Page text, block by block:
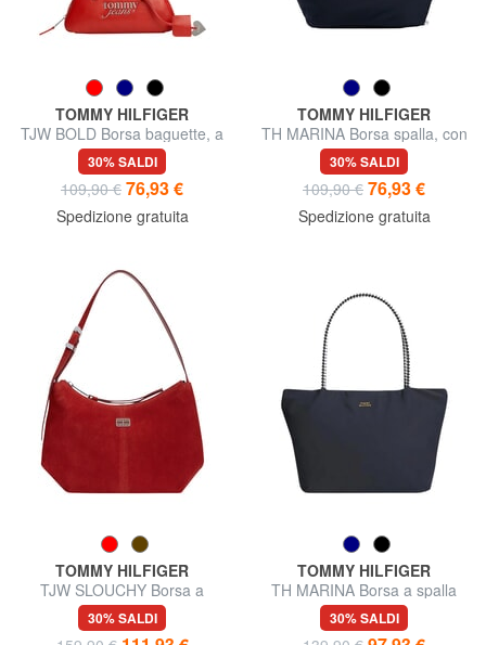
TOMMY HILFIGER
TJW BOLD Borsa baguette, a
spalla
30% SALDI
109,90 € 76,93 €
Spedizione gratuita
TOMMY HILFIGER
TH MARINA Borsa spalla, con
tracolla
30% SALDI
109,90 € 76,93 €
Spedizione gratuita
TOMMY HILFIGER
TJW SLOUCHY Borsa a
spalla, in pelle scamosciata
30% SALDI
TOMMY HILFIGER
TH MARINA Borsa a spalla
30% SALDI